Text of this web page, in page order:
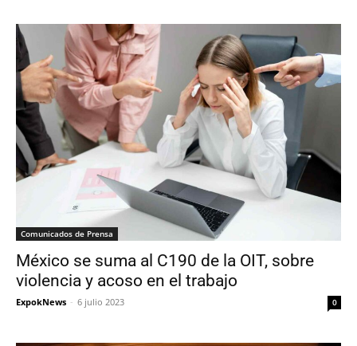
Comunicados de Prensa
México se suma al C190 de la OIT, sobre
violencia y acoso en el trabajo
ExpokNews - 6 julio 2023 0